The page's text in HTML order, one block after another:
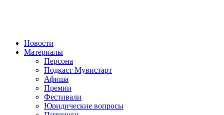
Новости
Материалы
Персона
Подкаст Мувистарт
Афиша
Премии
Фестивали
Юридические вопросы